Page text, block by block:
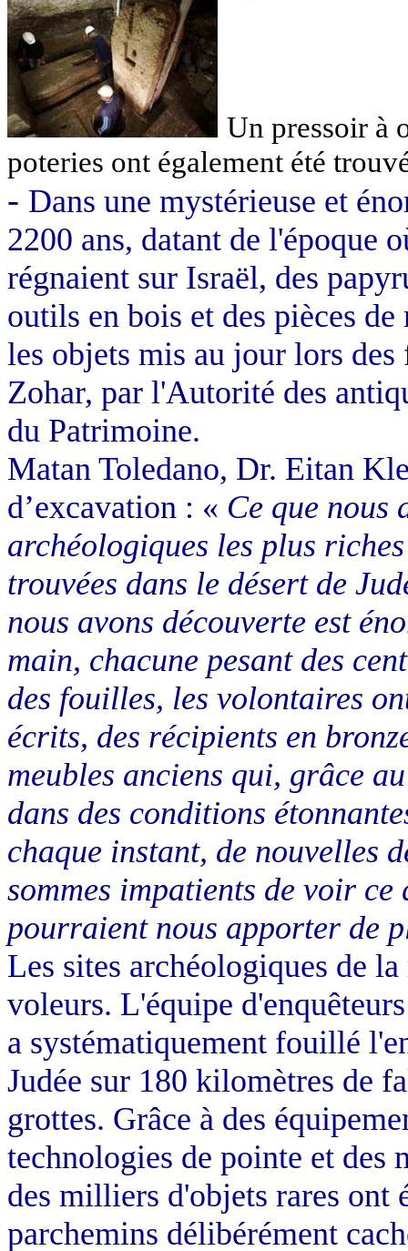
Un pressoir à
poteries ont également été
- Dans une mystérieuse et
2200 ans, datant de l'époque
régnaient sur Israël, des
outils en bois et des pièces
les objets mis au jour lors
Zohar, par l'Autorité des
du Patrimoine.
Matan Toledano, Dr. Eitan
d’excavation : « Ce que nous
archéologiques les plus
trouvées dans le désert de
nous avons découverte est
main, chacune pesant des
des fouilles, les volontaires
écrits, des récipients en
meubles anciens qui, grâce
dans des conditions
chaque instant, de nouvelles
sommes impatients de voir
pourraient nous apporter de
Les sites archéologiques de
voleurs. L'équipe
a systématiquement fouillé
Judée sur 180 kilomètres de
grottes. Grâce à des
technologies de pointe et des
des milliers d'objets rares ont
parchemins délibérément